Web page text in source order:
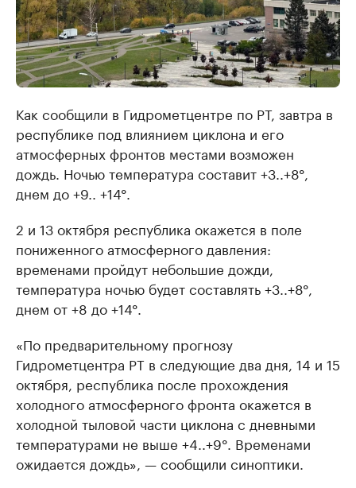
Как сообщили в Гидрометцентре по РТ, завтра в
республике под влиянием циклона и его
атмосферных фронтов местами возможен
дождь. Ночью температура составит +3..+8°,
днем до +9.. +14°.
2 и 13 октября республика окажется в поле
пониженного атмосферного давления:
временами пройдут небольшие дожди,
температура ночью будет составлять +3..+8°,
днем от +8 до +14°.
«По предварительному прогнозу
Гидрометцентра РТ в следующие два дня, 14 и 15
октября, республика после прохождения
холодного атмосферного фронта окажется в
холодной тыловой части циклона с дневными
температурами не выше +4..+9°. Временами
ожидается дождь», — сообщили синоптики.